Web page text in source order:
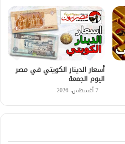
أسعار الدينار الكويتي في مصر
اليوم الجمعة
7 أغسطس، 2026